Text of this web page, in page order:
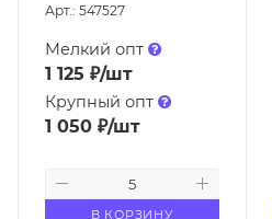
Арт.: 547527
Мелкий опт
1 125 ₽/шт
Крупный опт
1 050 ₽/шт
В КОРЗИНУ